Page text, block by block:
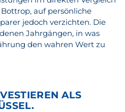
auf persönliche
jedoch verzichten. Die
Jahrgängen, in was
den wahren Wert zu
ALS